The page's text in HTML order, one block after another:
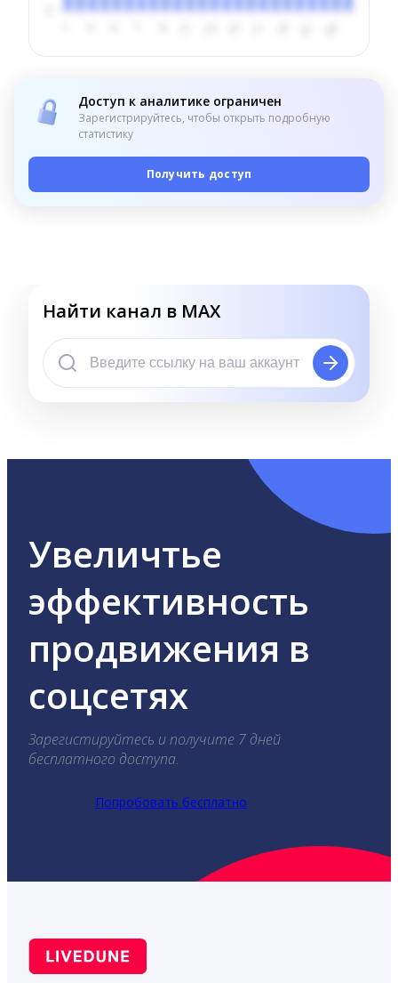
Доступ к аналитике ограничен
Зарегистрируйтесь, чтобы открыть подробную
статистику
Получить доступ
Найти канал в MAX
Увеличтье
эффективность
продвижения в
соцсетях
Зарегистируйтесь и получите 7 дней
бесплатного доступа.
Попробовать бесплатно